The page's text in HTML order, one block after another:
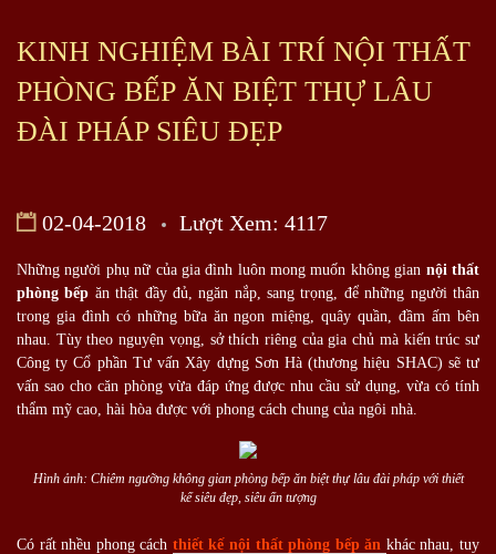
KINH NGHIỆM BÀI TRÍ NỘI THẤT
PHÒNG BẾP ĂN BIỆT THỰ LÂU
ĐÀI PHÁP SIÊU ĐẸP
02-04-2018 Lượt Xem: 4117
Những người phụ nữ của gia đình luôn mong muốn không gian nội thất
phòng bếp ăn thật đầy đủ, ngăn nắp, sang trọng, để những người thân
trong gia đình có những bữa ăn ngon miệng, quây quần, đầm ấm bên
nhau. Tùy theo nguyện vọng, sở thích riêng của gia chủ mà kiến trúc sư
Công ty Cổ phần Tư vấn Xây dựng Sơn Hà (thương hiệu SHAC) sẽ tư
vấn sao cho căn phòng vừa đáp ứng được nhu cầu sử dụng, vừa có tính
thẩm mỹ cao, hài hòa được với phong cách chung của ngôi nhà.
Hình ảnh: Chiêm ngưỡng không gian phòng bếp ăn biệt thự lâu đài pháp với thiết
kế siêu đẹp, siêu ấn tượng
Có rất nhều phong cách thiết kế nội thất phòng bếp ăn khác nhau, tuy